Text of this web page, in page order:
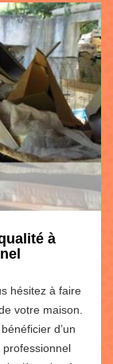
à
hésitez à faire
votre maison.
d’un